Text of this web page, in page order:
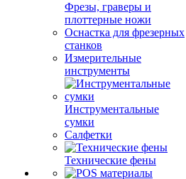
Фрезы, граверы и
плоттерные ножи
Оснастка для фрезерных
станков
Измерительные
инструменты
Инструментальные
сумки
Салфетки
Технические фены